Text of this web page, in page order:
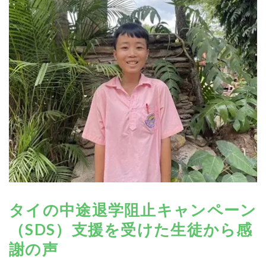
寄付する
タイの中途退学阻止キャンペーン
（SDS）支援を受けた生徒から感
謝の声